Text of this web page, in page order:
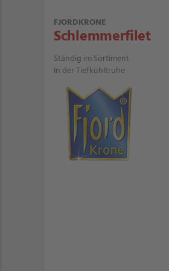
FJORDKRONE
Schlemmerfilet
Ständig im Sortiment
In der Tiefkühltruhe